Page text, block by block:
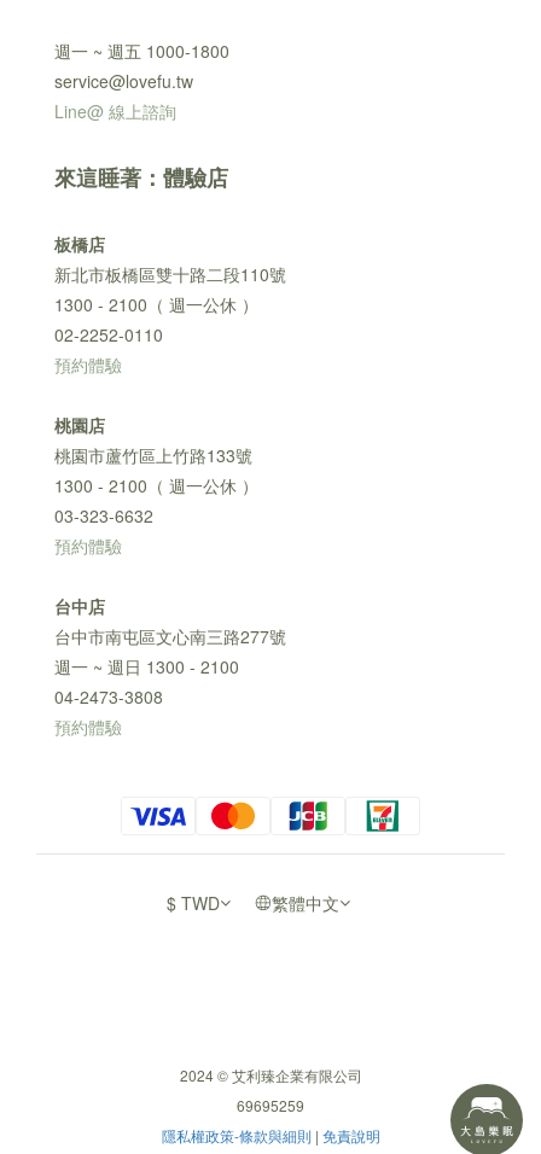
週一 ~ 週五 1000-1800
service@lovefu.tw
Line@ 線上諮詢
來這睡著：體驗店
板橋店
新北市板橋區雙十路二段110號
1300 - 2100（ 週一公休 ）
02-2252-0110
預約體驗
桃園店
桃園市蘆竹區上竹路133號
1300 - 2100（ 週一公休 ）
03-323-6632
預約體驗
台中店
台中市南屯區文心南三路277號
週一 ~ 週日 1300 - 2100
04-2473-3808
預約體驗
$ TWD 繁體中文
2024 © 艾利臻企業有限公司
69695259
隱私權政策-條款與細則 | 免責說明